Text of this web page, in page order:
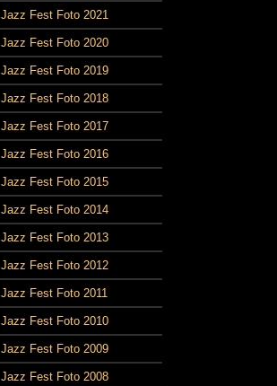
Jazz Fest Foto 2021
Jazz Fest Foto 2020
Jazz Fest Foto 2019
Jazz Fest Foto 2018
Jazz Fest Foto 2017
Jazz Fest Foto 2016
Jazz Fest Foto 2015
Jazz Fest Foto 2014
Jazz Fest Foto 2013
Jazz Fest Foto 2012
Jazz Fest Foto 2011
Jazz Fest Foto 2010
Jazz Fest Foto 2009
Jazz Fest Foto 2008